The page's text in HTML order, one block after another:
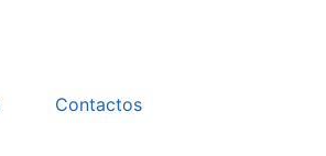
Contactos